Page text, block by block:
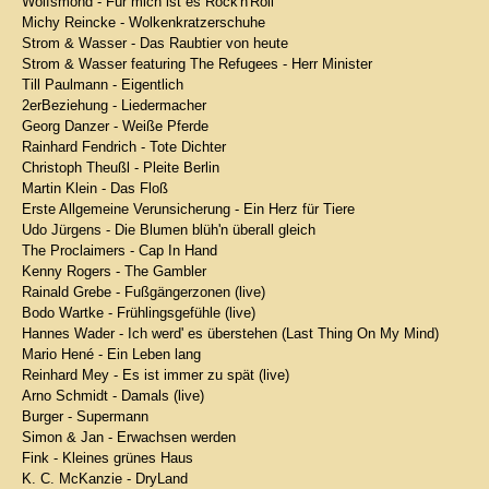
Michy Reincke - Wolkenkratzerschuhe
Strom & Wasser - Das Raubtier von heute
Strom & Wasser featuring The Refugees - Herr Minister
Till Paulmann - Eigentlich
2erBeziehung - Liedermacher
Georg Danzer - Weiße Pferde
Rainhard Fendrich - Tote Dichter
Christoph Theußl - Pleite Berlin
Martin Klein - Das Floß
Erste Allgemeine Verunsicherung - Ein Herz für Tiere
Udo Jürgens - Die Blumen blüh'n überall gleich
The Proclaimers - Cap In Hand
Kenny Rogers - The Gambler
Rainald Grebe - Fußgängerzonen (live)
Bodo Wartke - Frühlingsgefühle (live)
Hannes Wader - Ich werd' es überstehen (Last Thing On My Mind)
Mario Hené - Ein Leben lang
Reinhard Mey - Es ist immer zu spät (live)
Arno Schmidt - Damals (live)
Burger - Supermann
Simon & Jan - Erwachsen werden
Fink - Kleines grünes Haus
K. C. McKanzie - DryLand